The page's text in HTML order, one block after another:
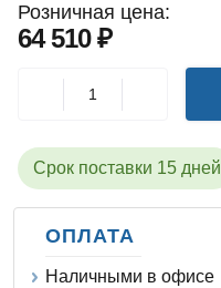
Розничная цена:
64 510 ₽
Срок поставки 15 дней
ОПЛАТА
Наличными в офисе